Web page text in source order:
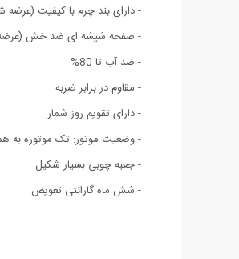
- دارای بند چرم با کیفیت (عرضه شده در 2 رنگ بند
- صفحه شیشه ای ضد خش (عرضه شده در 2 رنگ
- ضد آب تا 80%
- مقاوم در برابر ضربه
- دارای تقویم روز شمار
- وضعیت موتور: تک موتوره به
- جعبه چوبی بسیار شکیل
- شش ماه گارانتی تعویض